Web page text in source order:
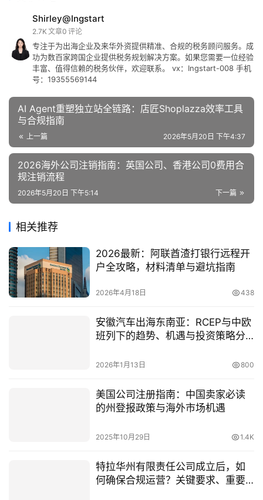
Shirley@Ingstart
2.7K 文章0 评论
专注于为出海企业及来华外资提供精准、合规的税务顾问服务。成
功为数百家跨国企业提供税务规划解决方案。如果您需要一位经验
丰富、值得信赖的税务伙伴，欢迎联系。 vx：Ingstart-008 手机
号：19355569144
AI Agent重塑独立站全链路：店匠Shoplazza效率工具
与合规指南
上一篇 2026年5月20日 下午4:37
2026海外公司注销指南：英国公司、香港公司0费用合
规注销流程
下一篇
2026年5月20日 下午5:14
相关推荐
2026最新：阿联酋渣打银行远程开
户全攻略，材料清单与避坑指南
2026年4月18日 438
安徽汽车出海东南亚：RCEP与中欧
班列下的趋势、机遇与投资策略分
2026年1月13日 800
美国公司注册指南：中国卖家必读
的州登报政策与海外市场机遇
2025年10月29日 1.4K
特拉华州有限责任公司成立后，如
何确保合规运营？关键要求、重要